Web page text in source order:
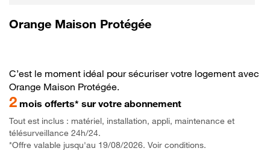
Orange Maison Protégée
C’est le moment idéal pour sécuriser votre logement avec
Orange Maison Protégée.
2 mois offerts* sur votre abonnement
Tout est inclus : matériel, installation, appli, maintenance et
télésurveillance 24h/24.
*Offre valable jusqu'au 19/08/2026. Voir conditions.